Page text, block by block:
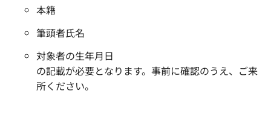
本籍
筆頭者氏名
対象者の生年月日
の記載が必要となります。事前に確認のうえ、ご来
所ください。